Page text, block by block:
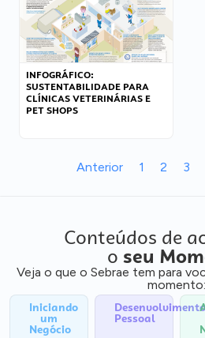
INFOGRÁFICO:
SUSTENTABILIDADE PARA
CLÍNICAS VETERINÁRIAS E
PET SHOPS
Anterior 1 2 3
Conteúdos de
o seu
Veja o que o Sebrae tem para
momento:
Iniciando
um
Negócio
Desenvolvimento
Pessoal